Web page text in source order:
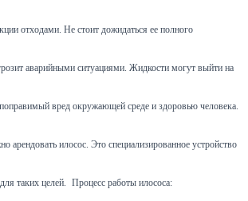
отходами. Не стоит дожидаться ее полного
аварийными ситуациями. Жидкости могут выйти на
вред окружающей среде и здоровью человека.
арендовать илосос. Это специализированное устройство
таких целей. Процесс работы илососа: